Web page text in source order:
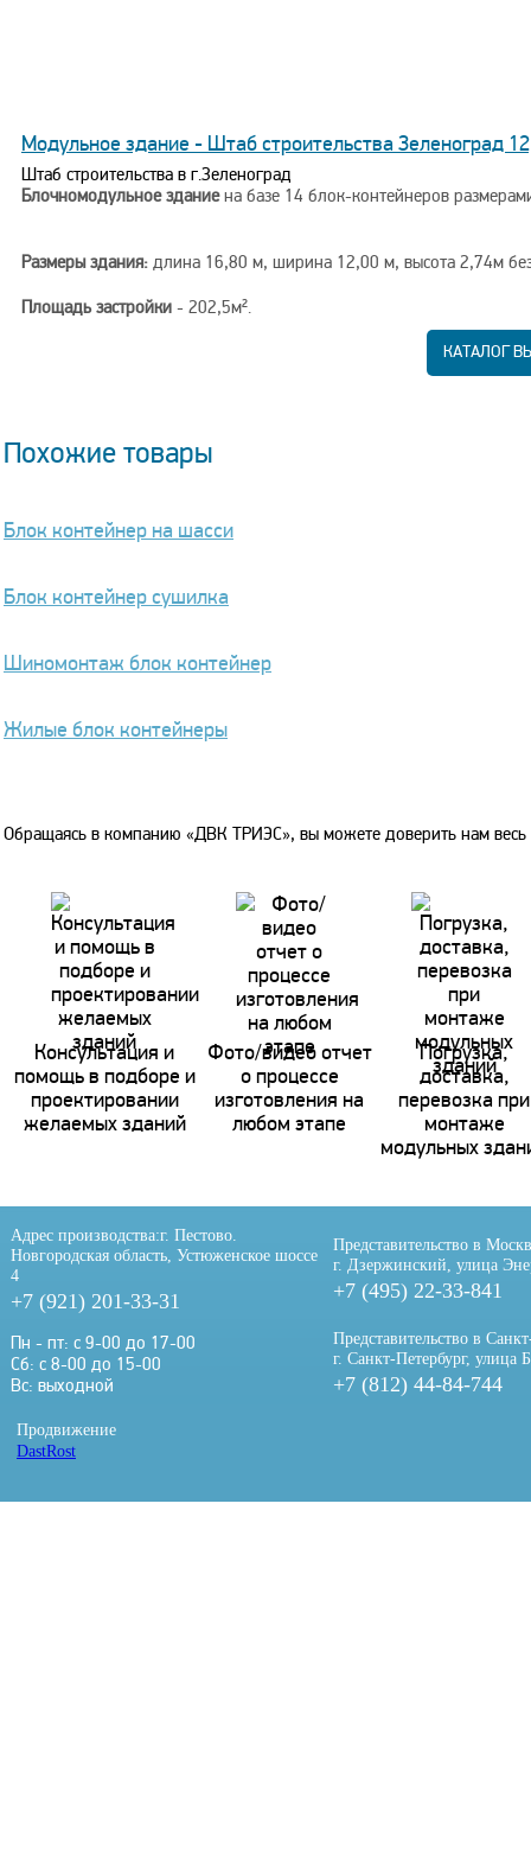
Модульное здание - Штаб строительства Зеленоград
Штаб строительства в г.Зеленоград
Блочномодульное зданиена базе 14 блок-контейнеров
Размеры здания: длина 16,80 м, ширина 12,00 м, высота 2,74м
Площадь застройки - 202,5м².
Дата строительства - сентябрь 2022г.
КАТАЛОГ
Похожие товары
Блок контейнер на шасси
Блок контейнер сушилка
Шиномонтаж блок контейнер
Жилые блок контейнеры
Обращаясь в компанию «ДВК ТРИЭС», вы можете доверить нам
Консультация и
помощь в подборе и
проектировании
желаемых зданий
Фото/видео отчет
о процессе
изготовления на
любом этапе
Погрузка,
доставка,
перевозка при
монтаже
модульных
Адрес производства:г. Пестово.
Новгородская область, Устюженское шоссе
4
+7 (921) 201-33-31
Представительство в
г. Дзержинский, улица
+7 (495) 22-33-841
Пн - пт: с 9-00 до 17-00
Сб: с 8-00 до 15-00
Вс: выходной
Представительство в
г. Санкт-Петербург, улица
+7 (812) 44-84-744
Продвижение
DastRost